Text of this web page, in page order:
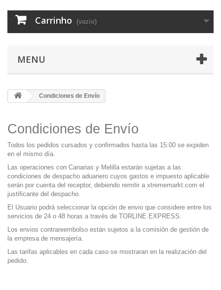
Carrinho (vazio)
MENU
Condiciones de Envío
Condiciones de Envío
Todos los pedidos cursados y confirmados hasta las 15:00 se expiden
en el mismo día.
Las operaciones con Canarias y Melilla estarán sujetas a las
condiciones de despacho aduanero cuyos gastos e impuesto aplicable
serán por cuenta del receptor, debiendo remitir a xtrememarkt.com el
justificante del despacho.
El Usuario podrá seleccionar la opción de envio que considere entre los
servicios de 24 o 48 horas a través de TORLINE EXPRESS.
Los envios contrareembolso están sujetos a la comisión de gestión de
la empresa de mensajería.
Las tarifas aplicables en cada caso se mostraran en la realización del
pedido.